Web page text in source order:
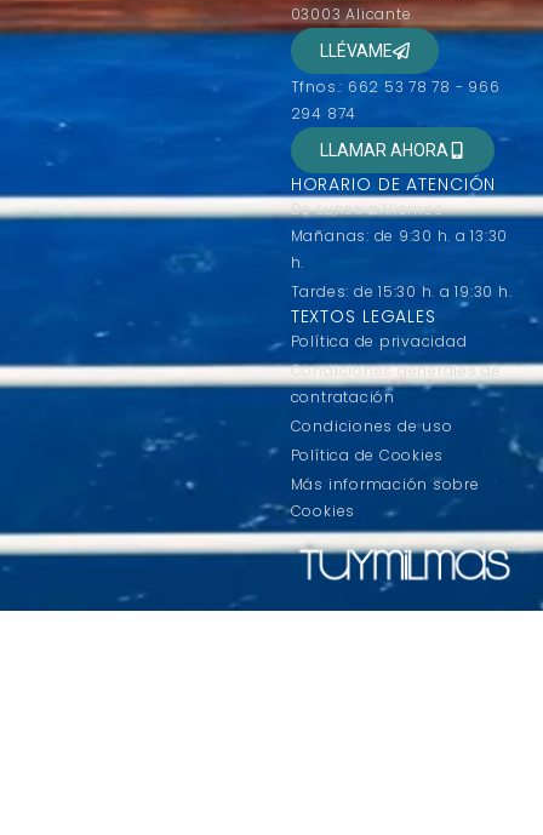
03003 Alicante
LLÉVAME
Tfnos.: 662 53 78 78 - 966
294 874
LLAMAR AHORA
HORARIO DE ATENCIÓN
De Lunes a Viernes
Mañanas: de 9:30 h. a 13:30
h.
Tardes: de 15:30 h. a 19:30 h.
TEXTOS LEGALES
Política de privacidad
Condiciones generales de
contratación
Condiciones de uso
Política de Cookies
Más información sobre
Cookies